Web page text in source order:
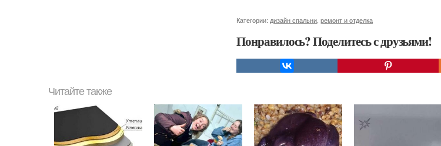
Категории: дизайн спальни ремонт и отделка
Понравилось? Поделитесь с друзьями!
Читайте также